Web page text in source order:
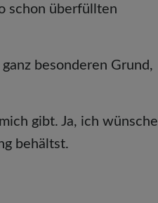
schon überfüllten
besonderen Grund,
gibt. Ja, ich wünsche
behältst.